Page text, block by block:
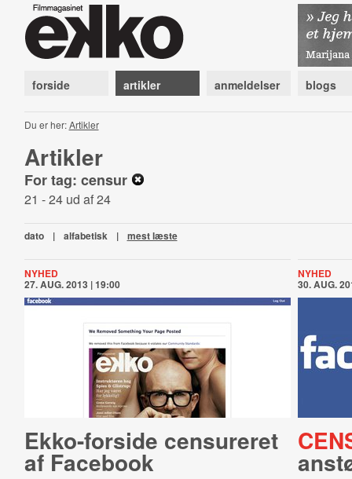
forside artikler anmeldelser blogs
Du er her:Artikler
Artikler
For tag: censur
21 - 24 ud af 24
dato | alfabetisk | mest læste
NYHED
27. AUG. 2013 | 19:00
Ekko-forside censureret
af Facebook
NYHED
30. AUG.